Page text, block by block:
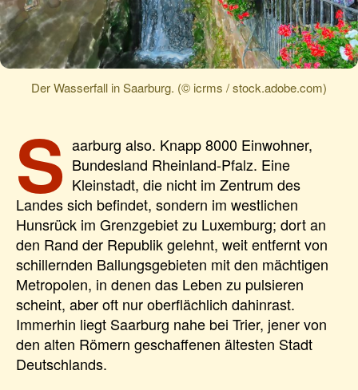
Der Wasserfall in Saarburg. (© icrms / stock.adobe.com)
S aarburg also. Knapp 8000 Einwohner,
Bundesland Rheinland-Pfalz. Eine
Kleinstadt, die nicht im Zentrum des
Landes sich befindet, sondern im westlichen
Hunsrück im Grenzgebiet zu Luxemburg; dort an
den Rand der Republik gelehnt, weit entfernt von
schillernden Ballungsgebieten mit den mächtigen
Metropolen, in denen das Leben zu pulsieren
scheint, aber oft nur oberflächlich dahinrast.
Immerhin liegt Saarburg nahe bei Trier, jener von
den alten Römern geschaffenen ältesten Stadt
Deutschlands.